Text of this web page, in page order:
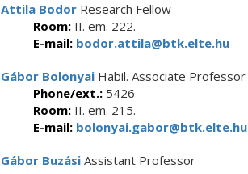
Attila Bodor Research Fellow
Room: II. em. 222.
E-mail: bodor.attila@btk.elte.hu
Gábor Bolonyai Habil. Associate Professor
Phone/ext.: 5426
Room: II. em. 215.
E-mail: bolonyai.gabor@btk.elte.hu
Gábor Buzási Assistant Professor